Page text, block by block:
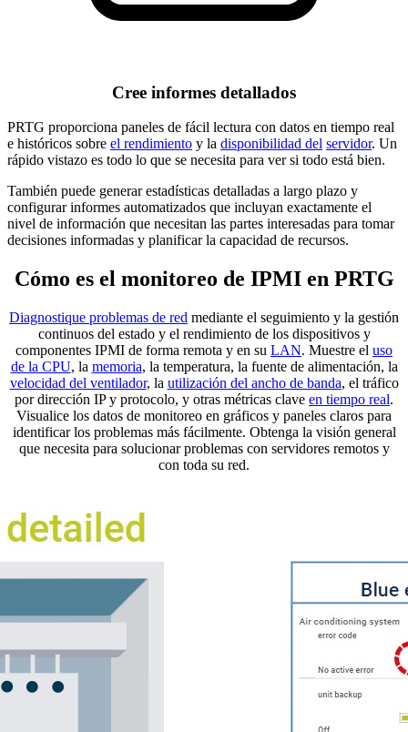
Cree informes detallados
PRTG proporciona paneles de fácil lectura con datos en tiempo real
e históricos sobre el rendimiento y la disponibilidad del servidor. Un
rápido vistazo es todo lo que se necesita para ver si todo está bien.
También puede generar estadísticas detalladas a largo plazo y
configurar informes automatizados que incluyan exactamente el
nivel de información que necesitan las partes interesadas para tomar
decisiones informadas y planificar la capacidad de recursos.
Cómo es el monitoreo de IPMI en PRTG
Diagnostique problemas de red mediante el seguimiento y la gestión
continuos del estado y el rendimiento de los dispositivos y
componentes IPMI de forma remota y en su LAN. Muestre el uso
de la CPU, la memoria, la temperatura, la fuente de alimentación, la
velocidad del ventilador, la utilización del ancho de banda, el tráfico
por dirección IP y protocolo, y otras métricas clave en tiempo real.
Visualice los datos de monitoreo en gráficos y paneles claros para
identificar los problemas más fácilmente. Obtenga la visión general
que necesita para solucionar problemas con servidores remotos y
con toda su red.